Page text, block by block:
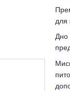
для
Дно